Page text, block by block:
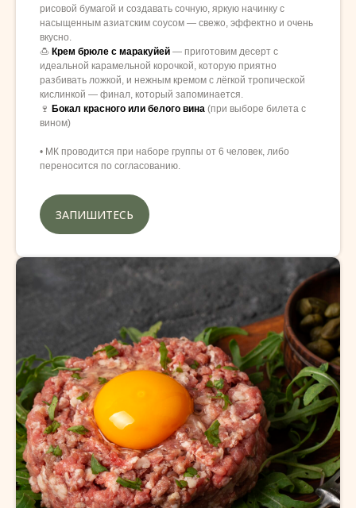
рисовой бумагой и создавать сочную, яркую начинку с
насыщенным азиатским соусом — свежо, эффектно и очень
вкусно.
🍮 Крем брюле с маракуйей — приготовим десерт с
идеальной карамельной корочкой, которую приятно
разбивать ложкой, и нежным кремом с лёгкой тропической
кислинкой — финал, который запоминается.
🍷 Бокал красного или белого вина (при выборе билета с
вином)
• МК проводится при наборе группы от 6 человек, либо
переносится по согласованию.
ЗАПИШИТЕСЬ